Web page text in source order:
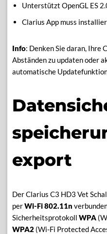
Unterstützt OpenGL ES
Clarius App muss
Info: Denken Sie daran, Ihre
Abständen zu updaten oder
automatische
export
Der Clarius C3 HD3 Vet
perWi-Fi 802.11n
Sicherheitsprotokoll WPA
WPA2 (Wi-Fi Protected